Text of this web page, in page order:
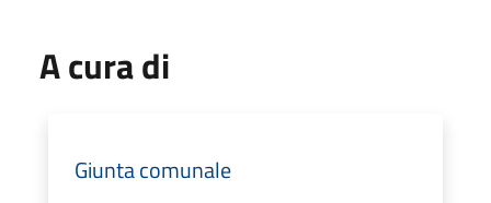
A cura di
Giunta comunale